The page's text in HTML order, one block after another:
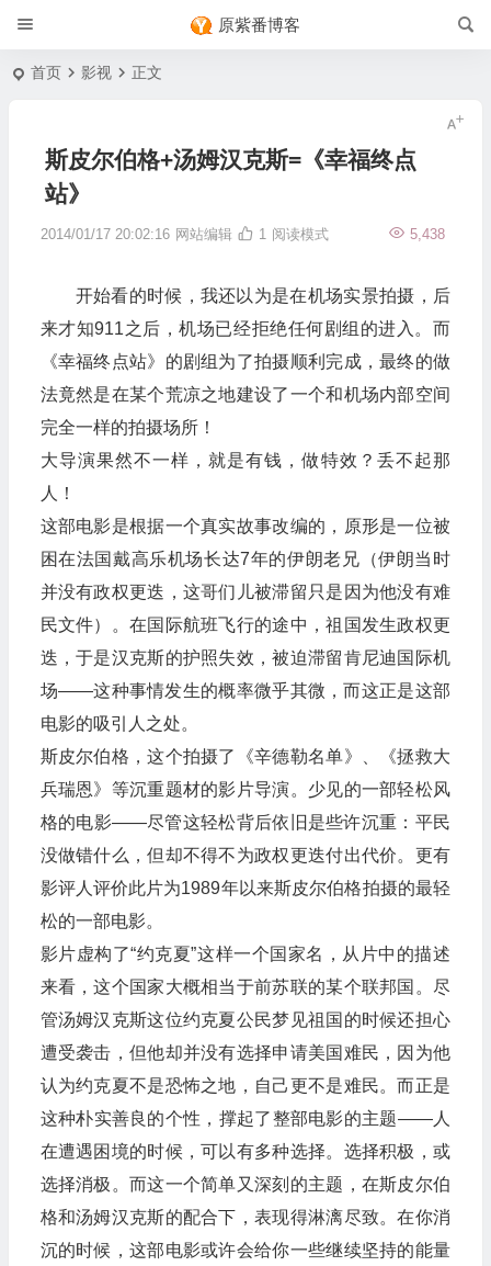
原紫番博客
首页 影视 正文
斯皮尔伯格+汤姆汉克斯=《幸福终点
站》
2014/01/17 20:02:16 网站编辑 5,438
1 阅读模式
开始看的时候，我还以为是在机场实景拍摄，后
来才知911之后，机场已经拒绝任何剧组的进入。而
《幸福终点站》的剧组为了拍摄顺利完成，最终的做
法竟然是在某个荒凉之地建设了一个和机场内部空间
完全一样的拍摄场所！
大导演果然不一样，就是有钱，做特效？丢不起那
人！
这部电影是根据一个真实故事改编的，原形是一位被
困在法国戴高乐机场长达7年的伊朗老兄（伊朗当时
并没有政权更迭，这哥们儿被滞留只是因为他没有难
民文件）。在国际航班飞行的途中，祖国发生政权更
迭，于是汉克斯的护照失效，被迫滞留肯尼迪国际机
场——这种事情发生的概率微乎其微，而这正是这部
电影的吸引人之处。
斯皮尔伯格，这个拍摄了《辛德勒名单》、《拯救大
兵瑞恩》等沉重题材的影片导演。少见的一部轻松风
格的电影——尽管这轻松背后依旧是些许沉重：平民
没做错什么，但却不得不为政权更迭付出代价。更有
影评人评价此片为1989年以来斯皮尔伯格拍摄的最轻
松的一部电影。
影片虚构了“约克夏”这样一个国家名，从片中的描述
来看，这个国家大概相当于前苏联的某个联邦国。尽
管汤姆汉克斯这位约克夏公民梦见祖国的时候还担心
遭受袭击，但他却并没有选择申请美国难民，因为他
认为约克夏不是恐怖之地，自己更不是难民。而正是
这种朴实善良的个性，撑起了整部电影的主题——人
在遭遇困境的时候，可以有多种选择。选择积极，或
选择消极。而这一个简单又深刻的主题，在斯皮尔伯
格和汤姆汉克斯的配合下，表现得淋漓尽致。在你消
沉的时候，这部电影或许会给你一些继续坚持的能量